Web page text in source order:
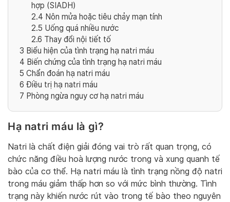
hợp (SIADH)
2.4 Nôn mửa hoặc tiêu chảy mạn tính
2.5 Uống quá nhiều nước
2.6 Thay đổi nội tiết tố
3 Biểu hiện của tình trạng hạ natri máu
4 Biến chứng của tình trạng hạ natri máu
5 Chẩn đoán hạ natri máu
6 Điều trị hạ natri máu
7 Phòng ngừa nguy cơ hạ natri máu
Hạ natri máu là gì?
Natri là chất điện giải đóng vai trò rất quan trọng, có
chức năng điều hoà lượng nước trong và xung quanh tế
bào của cơ thể. Hạ natri máu là tình trạng nồng độ natri
trong máu giảm thấp hơn so với mức bình thường. Tình
trạng này khiến nước rút vào trong tế bào theo nguyên